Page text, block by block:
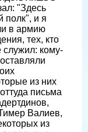
"Здесь
полк", и я
в армию
тех, кто
служил: кому-
из них
письма
Валиев,
из